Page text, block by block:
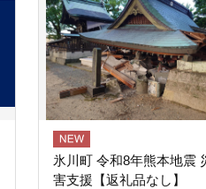
氷川町 令和8年熊本地震
害支援【返礼品なし】